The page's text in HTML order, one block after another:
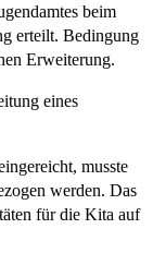
beim
erteilt. Bedingung
Erweiterung.
eines
musste
werden. Das
für die Kita auf